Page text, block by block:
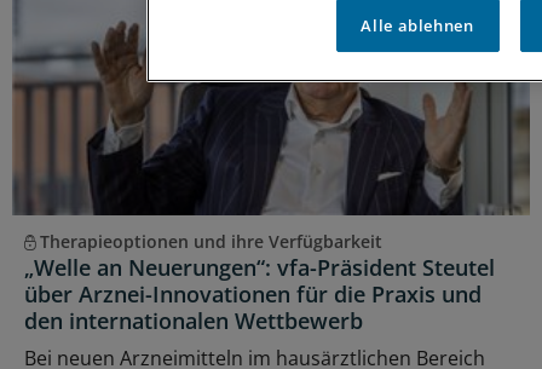
Therapieoptionen und ihre Verfügbarkeit
„Welle an Neuerungen“: vfa-Präsident Steutel
über Arznei-Innovationen für die Praxis und
den internationalen Wettbewerb
Bei neuen Arzneimitteln im hausärztlichen Bereich
Alle ablehnen